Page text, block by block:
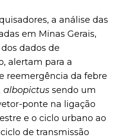
a análise das
em Minas Gerais,
dados de
alertam para a
reemergência da febre
albopictussendo um
ponte na ligação
e o ciclo urbano ao
de transmissão